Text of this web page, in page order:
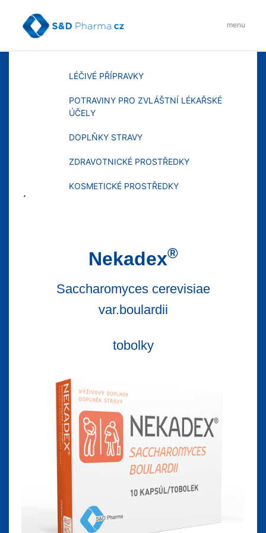
content
menu
MENU
LÉČIVÉ PŘÍPRAVKY
POTRAVINY PRO ZVLÁŠTNÍ LÉKAŘSKÉ
ÚČELY
DOPLŇKY STRAVY
ZDRAVOTNICKÉ PROSTŘEDKY
KOSMETICKÉ PROSTŘEDKY
´
Nekadex®
Saccharomyces cerevisiae
var.boulardii
tobolky